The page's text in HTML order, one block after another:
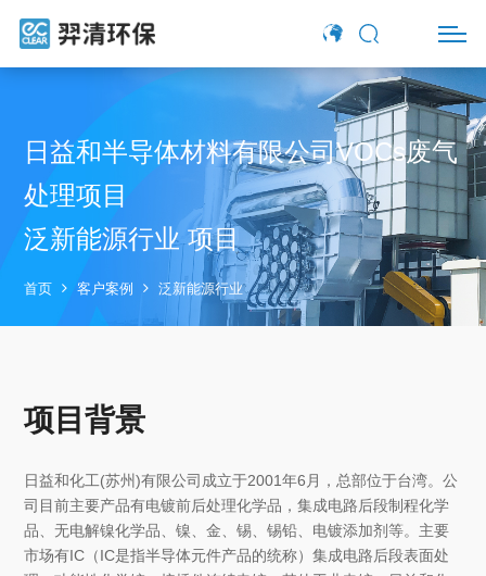
日益和半导体材料有限公司VOCs废气
处理项目
泛新能源行业 项目
首页 客户案例 泛新能源行业
项目背景
日益和化工(苏州)有限公司成立于2001年6月，总部位于台湾。公
司目前主要产品有电镀前后处理化学品，集成电路后段制程化学
品、无电解镍化学品、镍、金、锡、锡铅、电镀添加剂等。主要
市场有IC（IC是指半导体元件产品的统称）集成电路后段表面处